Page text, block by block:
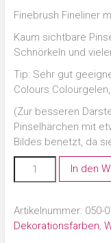
Finebrush Fineliner
Kaum sichtbare
Schnörkeln und
Tip: Sehr gut
Colours
(Zur besseren
Pinselhärchen mit
Bildes benetzt, da
In den
Artikelnummer: 050-
Dekorationsfarben,